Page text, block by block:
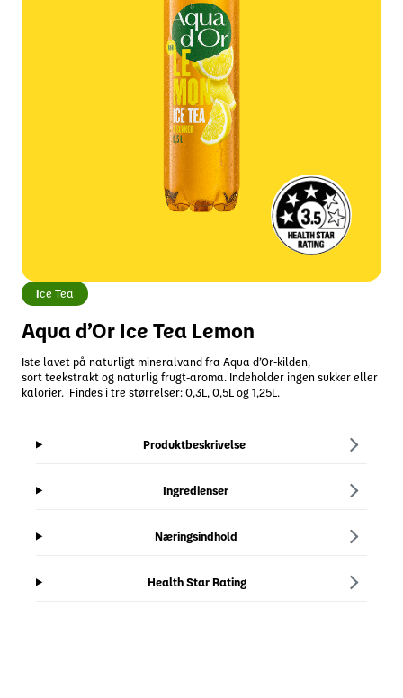
Ice Tea
Aqua d’Or Ice Tea Lemon
Iste lavet på naturligt mineralvand fra Aqua d’Or-kilden,
sort teekstrakt og naturlig frugt-aroma. Indeholder ingen sukker eller
kalorier. Findes i tre størrelser: 0,3L, 0,5L og 1,25L.
Produktbeskrivelse
Ingredienser
Næringsindhold
Health Star Rating